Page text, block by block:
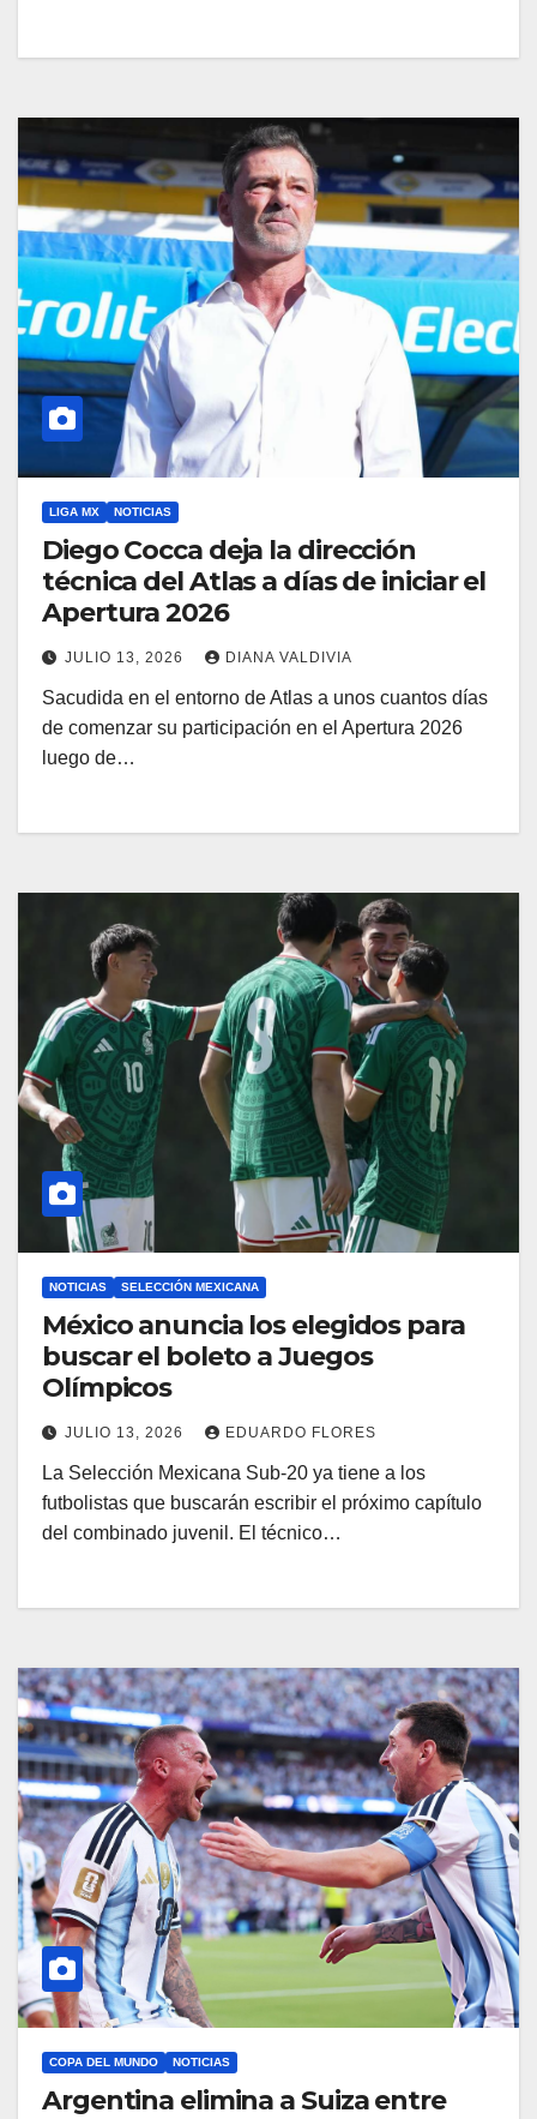
LIGA MX NOTICIAS
Diego Cocca deja la dirección
técnica del Atlas a días de iniciar el
Apertura 2026
JULIO 13, 2026 DIANA VALDIVIA
Sacudida en el entorno de Atlas a unos cuantos días
de comenzar su participación en el Apertura 2026
luego de…
NOTICIAS SELECCIÓN MEXICANA
México anuncia los elegidos para
buscar el boleto a Juegos
Olímpicos
JULIO 13, 2026 EDUARDO FLORES
La Selección Mexicana Sub-20 ya tiene a los
futbolistas que buscarán escribir el próximo capítulo
del combinado juvenil. El técnico…
COPA DEL MUNDO NOTICIAS
Argentina elimina a Suiza entre